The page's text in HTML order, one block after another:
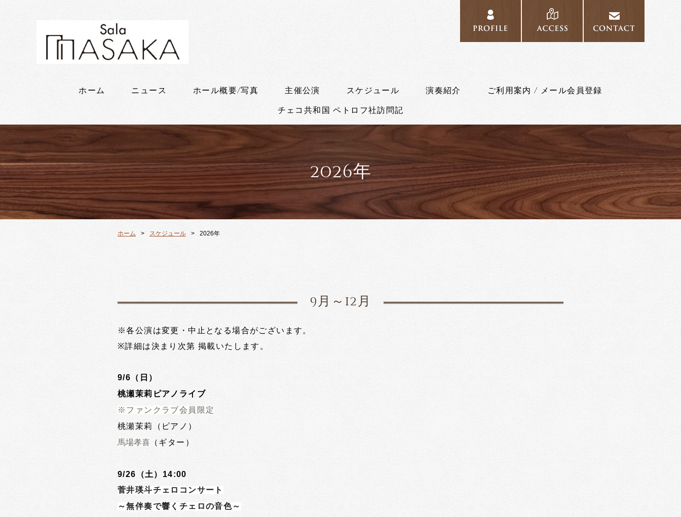
ホーム ニュース ホール概要/写真 主催公演 スケジュール 演奏紹介
ご利用案内 / メール会員登録
チェコ共和国 ペトロフ社訪問記
2026年
ホーム スケジュール 2026年
9月～12月
※各公演は変更・中止となる場合がございます。
※詳細は決まり次第 掲載いたします。
9/6（日）
桃瀬茉莉ピアノライブ
※ファンクラブ会員限定
桃瀬茉莉（ピアノ）
馬場孝喜 （ギター）
9/26（土）14:00
菅井瑛斗チェロコンサート
～無伴奏で響くチェロの音色～